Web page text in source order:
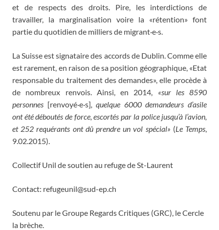
et de respects des droits. Pire, les interdictions de
travailler, la marginalisation voire la «rétention» font
partie du quotidien de milliers de migrant·e·s.
La Suisse est signataire des accords de Dublin. Comme elle
est rarement, en raison de sa position géographique, «Etat
responsable du traitement des demandes», elle procède à
de nombreux renvois. Ainsi, en 2014, «sur les 8590
personnes [renvoyé·e·s] , quelque 6000 demandeurs d’asile
ont été déboutés de force, escortés par la police jusqu’à l’avion,
et 252 requérants ont dû prendre un vol spécial» (Le Temps
9.02.2015).
Collectif Unil de soutien au refuge de St-Laurent
Contact: refugeunil@sud-ep.ch
Soutenu par le Groupe Regards Critiques (GRC), le Cercle
la brèche.